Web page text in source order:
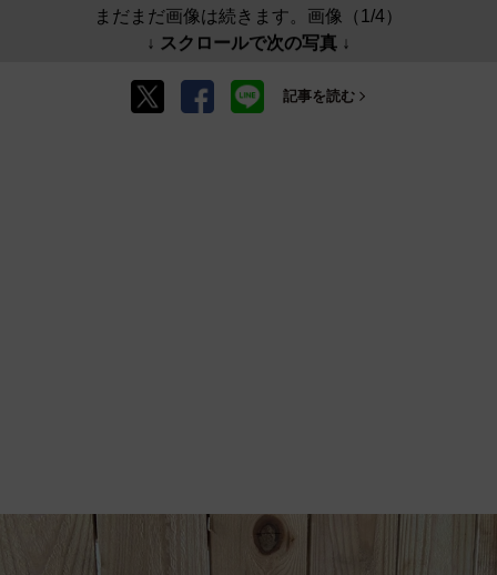
まだまだ画像は続きます。画像（1/4）
↓ スクロールで次の写真 ↓
記事を読む